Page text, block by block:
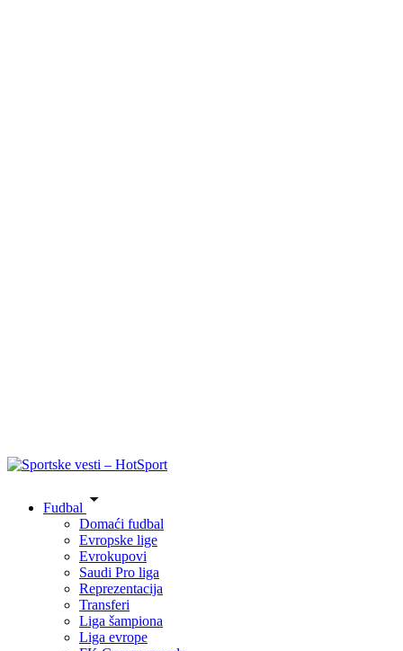
Fudbal
Domaći fudbal
Evropske lige
Evrokupovi
Saudi Pro liga
Reprezentacija
Transferi
Liga šampiona
Liga evrope